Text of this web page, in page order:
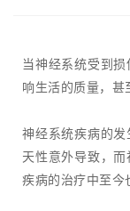
当神经系统受到
响生活的质量，甚
神经系统疾病的
天性意外导致，
疾病的治疗中至今